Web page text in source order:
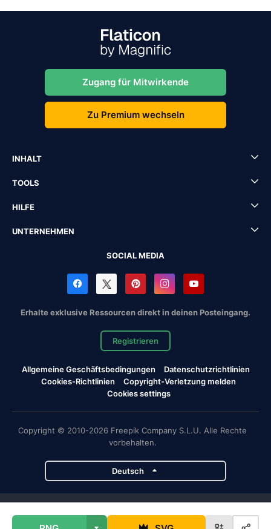
Zugang für Mitwirkende
Zu Premium wechseln
INHALT
TOOLS
HILFE
UNTERNEHMEN
SOCIAL MEDIA
Erhalte exklusive Ressourcen direkt in deinen Posteingang.
Registrieren
Allgemeine Geschäftsbedingungen
Datenschutzrichtlinien
Cookies-Richtlinien
Copyright-Verletzung melden
Cookies settings
Copyright © 2010-2026 Freepik Company S.L.U. Alle Rechte
vorbehalten.
Deutsch